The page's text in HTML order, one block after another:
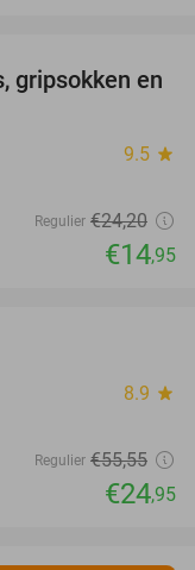
38%
gripsokken en
9.5 star
Regulier €24,20
€14,95
8.9 star
Regulier €55,55
€24,95